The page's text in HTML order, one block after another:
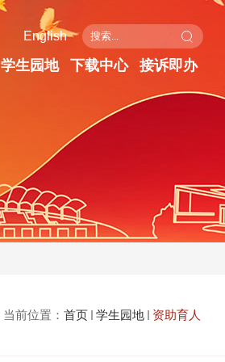
English
学生园地 下载中心 接诉即办
当前位置： 首页 学生园地 资助育人